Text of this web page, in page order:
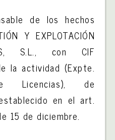
de los hechos
Y EXPLOTACIÓN
S.L., con CIF
la actividad (Expte.
Licencias), de
en el art.
15 de diciembre.